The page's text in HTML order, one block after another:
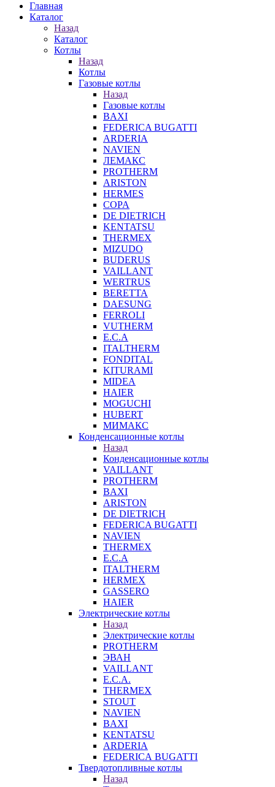
Главная
Каталог
Назад
Каталог
Котлы
Назад
Котлы
Газовые котлы
Назад
Газовые котлы
BAXI
FEDERICA BUGATTI
ARDERIA
NAVIEN
ЛЕМАКС
PROTHERM
ARISTON
HERMES
COPA
DE DIETRICH
KENTATSU
THERMEX
MIZUDO
BUDERUS
VAILLANT
WERTRUS
BERETTA
DAESUNG
FERROLI
VUTHERM
E.C.A
ITALTHERM
FONDITAL
KITURAMI
MIDEA
HAIER
MOGUCHI
HUBERT
МИМАКС
Конденсационные котлы
Назад
Конденсационные котлы
VAILLANT
PROTHERM
BAXI
ARISTON
DE DIETRICH
FEDERICA BUGATTI
NAVIEN
THERMEX
E.C.A
ITALTHERM
HERMEX
GASSERO
HAIER
Электрические котлы
Назад
Электрические котлы
PROTHERM
ЭВАН
VAILLANT
E.C.A.
THERMEX
STOUT
NAVIEN
BAXI
KENTATSU
ARDERIA
FEDERICА BUGATTI
Твердотопливные котлы
Назад